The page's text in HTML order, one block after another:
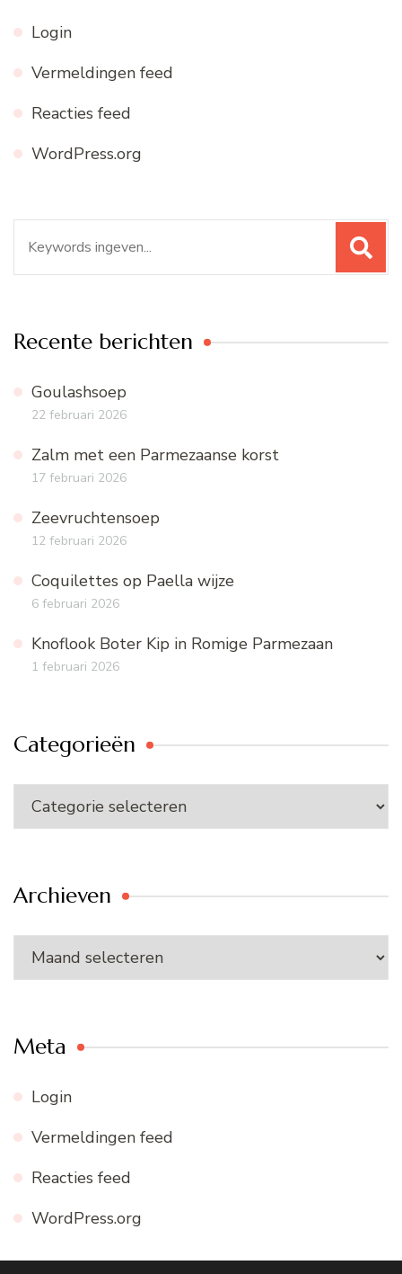
Login
Vermeldingen feed
Reacties feed
WordPress.org
naar:
Recente berichten
Goulashsoep
22 februari 2026
Zalm met een Parmezaanse korst
17 februari 2026
Zeevruchtensoep
12 februari 2026
Coquilettes op Paella wijze
6 februari 2026
Knoflook Boter Kip in Romige Parmezaan
1 februari 2026
Categorieën
Categorieën
Archieven
Archieven
Meta
Login
Vermeldingen feed
Reacties feed
WordPress.org